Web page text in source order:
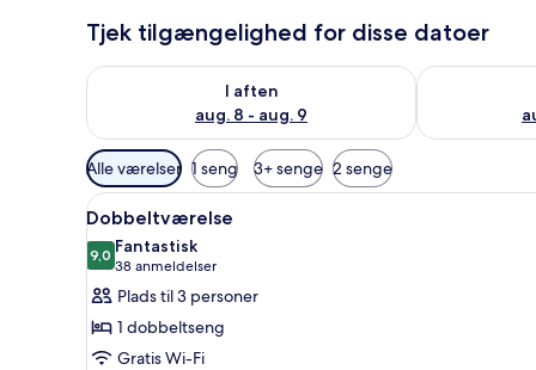
Tjek tilgængelighed for disse datoer
I aften
aug. 8 - aug. 9
Tjek tilgængelighed for i aften aug. 8 - aug. 9
Tjek
Tilgængelige
filtre
for
værelser
Alle værelser 1 seng 3+ senge 2 senge
Indlæs
alle
billeder
af
Dobbeltværelse
Et soveværelse med seng,
13
Dobbeltværelse
9,09,0 ud af 10
Fantastisk
38 anmeldelser
(38
anmeldelser)
Plads til 3 personer
1 dobbeltseng
Gratis Wi-Fi